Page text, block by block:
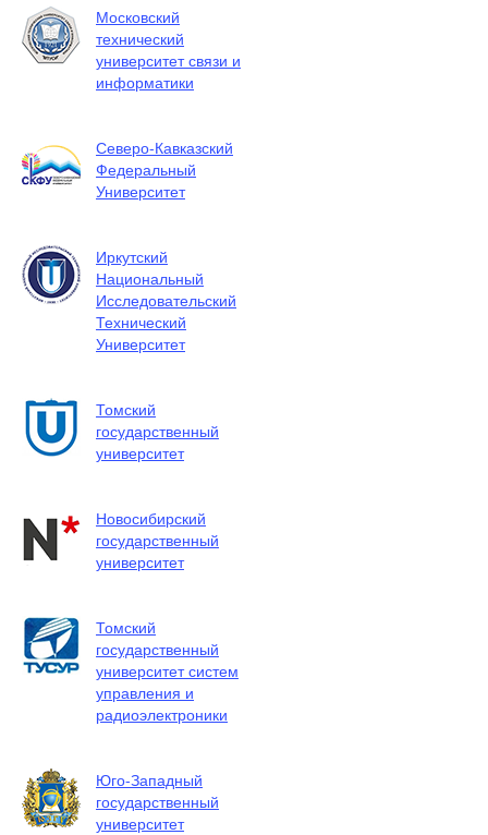
Московский
технический
университет связи и
информатики
Северо-Кавказский
Федеральный
Университет
Иркутский
Национальный
Исследовательский
Технический
Университет
Томский
государственный
университет
Новосибирский
государственный
университет
Томский
государственный
университет систем
управления и
радиоэлектроники
Юго-Западный
государственный
университет